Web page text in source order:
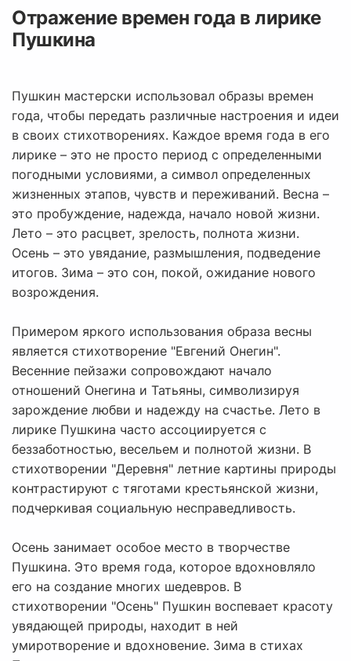
Отражение времен года в лирике
Пушкина
Пушкин мастерски использовал образы времен
года, чтобы передать различные настроения и идеи
в своих стихотворениях. Каждое время года в его
лирике – это не просто период с определенными
погодными условиями, а символ определенных
жизненных этапов, чувств и переживаний. Весна –
это пробуждение, надежда, начало новой жизни.
Лето – это расцвет, зрелость, полнота жизни.
Осень – это увядание, размышления, подведение
итогов. Зима – это сон, покой, ожидание нового
возрождения.
Примером яркого использования образа весны
является стихотворение "Евгений Онегин".
Весенние пейзажи сопровождают начало
отношений Онегина и Татьяны, символизируя
зарождение любви и надежду на счастье. Лето в
лирике Пушкина часто ассоциируется с
беззаботностью, весельем и полнотой жизни. В
стихотворении "Деревня" летние картины природы
контрастируют с тяготами крестьянской жизни,
подчеркивая социальную несправедливость.
Осень занимает особое место в творчестве
Пушкина. Это время года, которое вдохновляло
его на создание многих шедевров. В
стихотворении "Осень" Пушкин воспевает красоту
увядающей природы, находит в ней
умиротворение и вдохновение. Зима в стихах